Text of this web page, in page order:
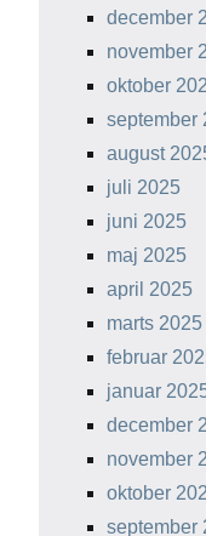
december
november
oktober
september
august
juli 2025
juni 2025
maj 2025
april 2025
marts 2025
februar
januar
december
november
oktober
september